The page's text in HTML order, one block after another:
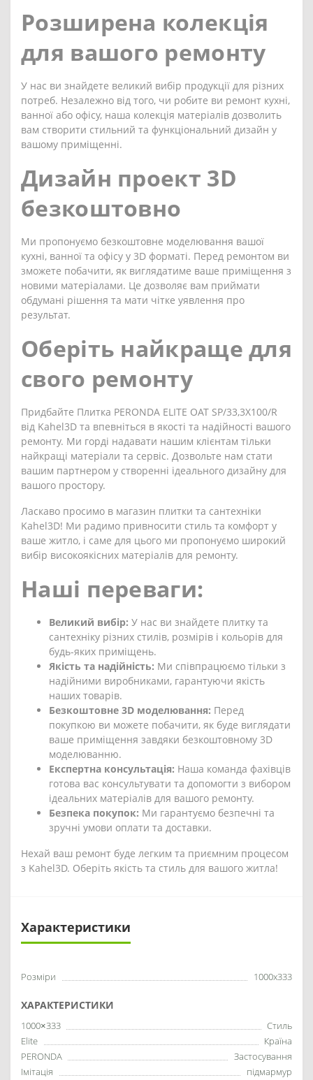
Розширена колекція
для вашого ремонту
У нас ви знайдете великий вибір продукції для різних
потреб. Незалежно від того, чи робите ви ремонт кухні,
ванної або офісу, наша колекція матеріалів дозволить
вам створити стильний та функціональний дизайн у
вашому приміщенні.
Дизайн проект 3D
безкоштовно
Ми пропонуємо безкоштовне моделювання вашої
кухні, ванної та офісу у 3D форматі. Перед ремонтом ви
зможете побачити, як виглядатиме ваше приміщення з
новими матеріалами. Це дозволяє вам приймати
обдумані рішення та мати чітке уявлення про
результат.
Оберіть найкраще для
свого ремонту
Придбайте Плитка PERONDA ELITE OAT SP/33,3X100/R
від Kahel3D та впевніться в якості та надійності вашого
ремонту. Ми горді надавати нашим клієнтам тільки
найкращі матеріали та сервіс. Дозвольте нам стати
вашим партнером у створенні ідеального дизайну для
вашого простору.
Ласкаво просимо в магазин плитки та сантехніки
Kahel3D! Ми радимо привносити стиль та комфорт у
ваше житло, і саме для цього ми пропонуємо широкий
вибір високоякісних матеріалів для ремонту.
Наші переваги:
Великий вибір: У нас ви знайдете плитку та
сантехніку різних стилів, розмірів і кольорів для
будь-яких приміщень.
Якість та надійність: Ми співпрацюємо тільки з
надійними виробниками, гарантуючи якість
наших товарів.
Безкоштовне 3D моделювання: Перед
покупкою ви можете побачити, як буде виглядати
ваше приміщення завдяки безкоштовному 3D
моделюванню.
Експертна консультація: Наша команда фахівців
готова вас консультувати та допомогти з вибором
ідеальних матеріалів для вашого ремонту.
Безпека покупок: Ми гарантуємо безпечні та
зручні умови оплати та доставки.
Нехай ваш ремонт буде легким та приємним процесом
з Kahel3D. Оберіть якість та стиль для вашого житла!
Характеристики
Розміри 1000x333
ХАРАКТЕРИСТИКИ
1000×333
Стиль
Elite
Країна
PERONDA
Застосування
Імітація
підмармур